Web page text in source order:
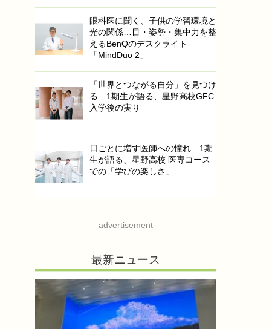
眼科医に聞く、子供の学習環境と
光の関係…目・姿勢・集中力を整
えるBenQのデスクライト
「MindDuo 2」
「世界とつながる自分」を見つけ
る…1期生が語る、星野高校GFC
入学後の実り
日ごとに増す医師への憧れ…1期
生が語る、星野高校 医専コース
での「学びの楽しさ」
advertisement
最新ニュース